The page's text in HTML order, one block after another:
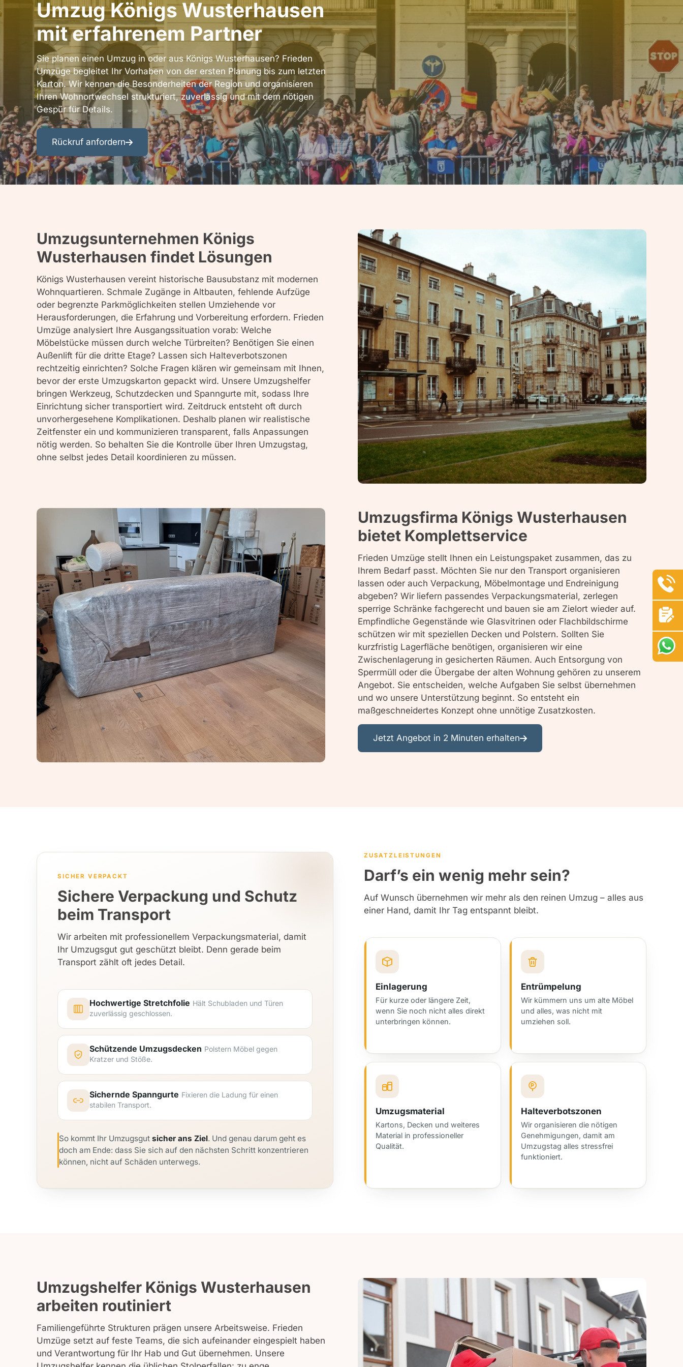
Umzug Königs Wusterhausen
mit erfahrenem Partner
Sie planen einen Umzug in oder aus Königs Wusterhausen? Frieden
Umzüge begleitet Ihr Vorhaben von der ersten Planung bis zum letzten
Karton. Wir kennen die Besonderheiten der Region und organisieren
Ihren Wohnortwechsel strukturiert, zuverlässig und mit dem nötigen
Gespür für Details.
Rückruf anfordern
Umzugsunternehmen Königs
Wusterhausen findet Lösungen
Königs Wusterhausen vereint historische Bausubstanz mit modernen
Wohnquartieren. Schmale Zugänge in Altbauten, fehlende Aufzüge
oder begrenzte Parkmöglichkeiten stellen Umziehende vor
Herausforderungen, die Erfahrung und Vorbereitung erfordern. Frieden
Umzüge analysiert Ihre Ausgangssituation vorab: Welche
Möbelstücke müssen durch welche Türbreiten? Benötigen Sie einen
Außenlift für die dritte Etage? Lassen sich Halteverbotszonen
rechtzeitig einrichten? Solche Fragen klären wir gemeinsam mit Ihnen,
bevor der erste Umzugskarton gepackt wird. Unsere Umzugshelfer
bringen Werkzeug, Schutzdecken und Spanngurte mit, sodass Ihre
Einrichtung sicher transportiert wird. Zeitdruck entsteht oft durch
unvorhergesehene Komplikationen. Deshalb planen wir realistische
Zeitfenster ein und kommunizieren transparent, falls Anpassungen
nötig werden. So behalten Sie die Kontrolle über Ihren Umzugstag,
ohne selbst jedes Detail koordinieren zu müssen.
Umzugsfirma Königs Wusterhausen
bietet Komplettservice
Frieden Umzüge stellt Ihnen ein Leistungspaket zusammen, das zu
Ihrem Bedarf passt. Möchten Sie nur den Transport organisieren
lassen oder auch Verpackung, Möbelmontage und Endreinigung
abgeben? Wir liefern passendes Verpackungsmaterial, zerlegen
sperrige Schränke fachgerecht und bauen sie am Zielort wieder auf.
Empfindliche Gegenstände wie Glasvitrinen oder Flachbildschirme
schützen wir mit speziellen Decken und Polstern. Sollten Sie
kurzfristig Lagerfläche benötigen, organisieren wir eine
Zwischenlagerung in gesicherten Räumen. Auch Entsorgung von
Sperrmüll oder die Übergabe der alten Wohnung gehören zu unserem
Angebot. Sie entscheiden, welche Aufgaben Sie selbst übernehmen
und wo unsere Unterstützung beginnt. So entsteht ein
maßgeschneidertes Konzept ohne unnötige Zusatzkosten.
Jetzt Angebot in 2 Minuten erhalten
SICHER VERPACKT
Sichere Verpackung und Schutz
beim Transport
Wir arbeiten mit professionellem Verpackungsmaterial, damit
Ihr Umzugsgut gut geschützt bleibt. Denn gerade beim
Transport zählt oft jedes Detail.
Hochwertige Stretchfolie Hält Schubladen und Türen
zuverlässig geschlossen.
Schützende Umzugsdecken Polstern Möbel gegen
Kratzer und Stöße.
Sichernde Spanngurte Fixieren die Ladung für einen
stabilen Transport.
So kommt Ihr Umzugsgut sicher ans Ziel. Und genau darum geht es
doch am Ende: dass Sie sich auf den nächsten Schritt konzentrieren
können, nicht auf Schäden unterwegs.
ZUSATZLEISTUNGEN
Darf’s ein wenig mehr sein?
Auf Wunsch übernehmen wir mehr als den reinen Umzug – alles aus
einer Hand, damit Ihr Tag entspannt bleibt.
Einlagerung
Für kurze oder längere Zeit,
wenn Sie noch nicht alles direkt
unterbringen können.
Entrümpelung
Wir kümmern uns um alte Möbel
und alles, was nicht mit
umziehen soll.
Umzugsmaterial
Kartons, Decken und weiteres
Material in professioneller
Qualität.
Halteverbotszonen
Wir organisieren die nötigen
Genehmigungen, damit am
Umzugstag alles stressfrei
funktioniert.
Umzugshelfer Königs Wusterhausen
arbeiten routiniert
Familiengeführte Strukturen prägen unsere Arbeitsweise. Frieden
Umzüge setzt auf feste Teams, die sich aufeinander eingespielt haben
und Verantwortung für Ihr Hab und Gut übernehmen. Unsere
Datenschutzerklärung
AGB
Bezirke
Berlin
Umgebung
Entrümpelung
Renovierung